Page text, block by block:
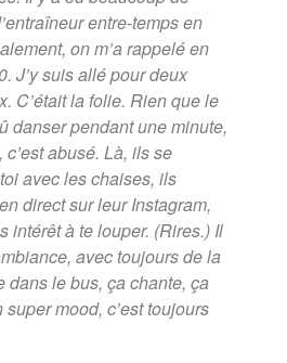
entre-temps en
on m’a rappelé en
J’y suis allé pour deux
C’était la folie. Rien que le
danser pendant une minute,
c’est abusé. Là, ils se
avec les chaises, ils
direct sur leur Instagram,
intérêt à te louper. (Rires.) Il
avec toujours de la
dans le bus, ça chante, ça
super mood, c’est toujours